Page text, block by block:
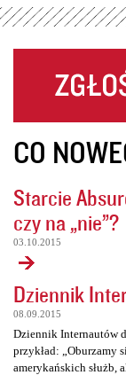
CO
Starcie
czy na „nie”?
03.10.2015
Dziennik
08.09.2015
Dziennik Internautów
przykład: „Oburzamy
amerykańskich służb,